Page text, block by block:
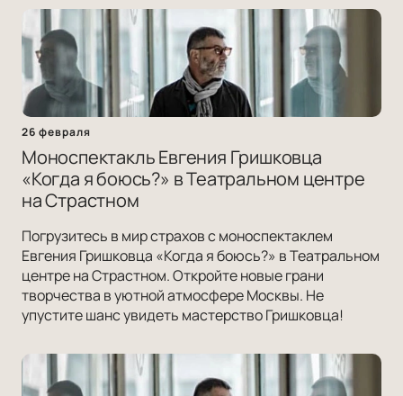
26 февраля
Моноспектакль Евгения Гришковца
«Когда я боюсь?» в Театральном центре
на Страстном
Погрузитесь в мир страхов с моноспектаклем
Евгения Гришковца «Когда я боюсь?» в Театральном
центре на Страстном. Откройте новые грани
творчества в уютной атмосфере Москвы. Не
упустите шанс увидеть мастерство Гришковца!